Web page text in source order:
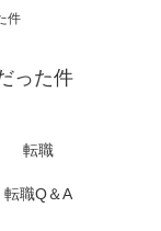
件
った件
転職
転職Q＆A